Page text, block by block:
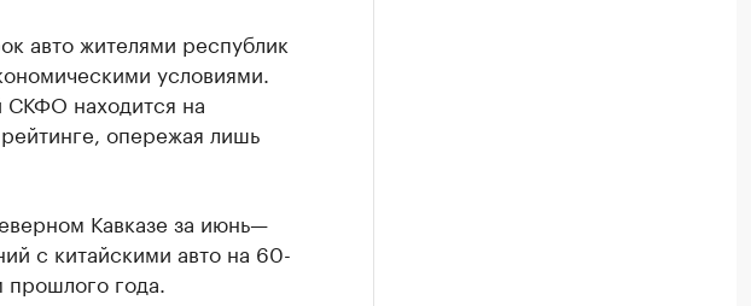
авто жителями республик
условиями.
СКФО находится на
опережая лишь
Кавказе за июнь—
с китайскими авто на 60-
года.